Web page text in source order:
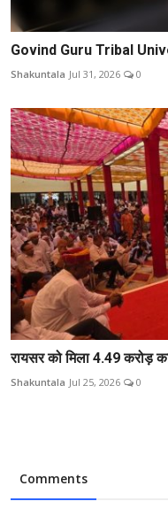
Govind Guru Tribal
Shakuntala Jul 31, 2026 0
रायसर को मिला 4.49 करोड़
Shakuntala Jul 25, 2026 0
Comments